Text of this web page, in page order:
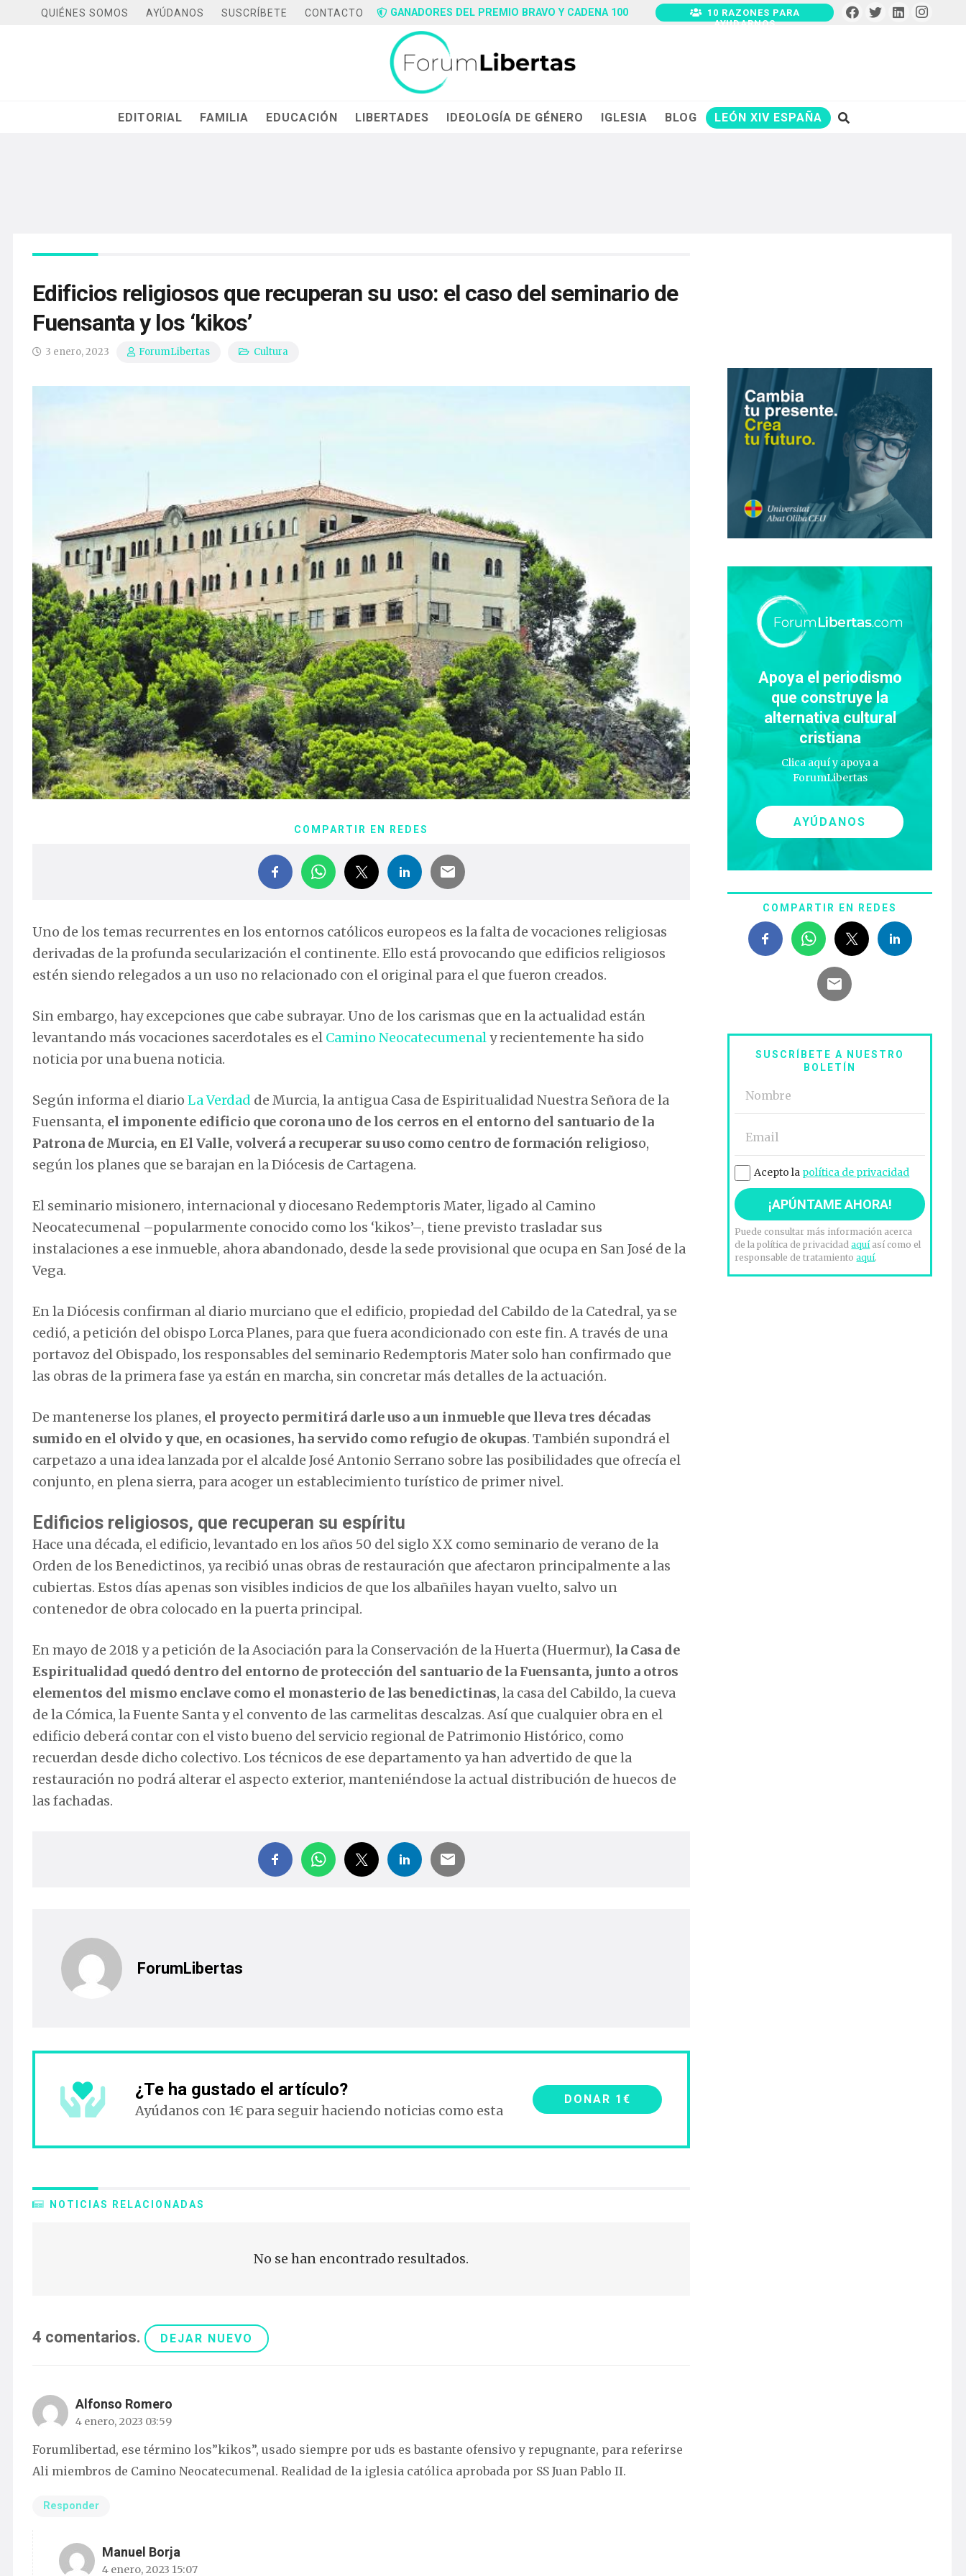
QUIÉNES SOMOS AYÚDANOS SUSCRÍBETE CONTACTO GANADORES DEL PREMIO BRAVO Y CADENA 100
10 RAZONES PARA
AYUDARNOS
EDITORIAL FAMILIA EDUCACIÓN LIBERTADES IDEOLOGÍA DE GÉNERO IGLESIA BLOG LEÓN XIV ESPAÑA
Edificios religiosos que recuperan su uso: el caso del seminario de
Fuensanta y los ‘kikos’
3 enero, 2023 ForumLibertas Cultura
COMPARTIR EN REDES
Uno de los temas recurrentes en los entornos católicos europeos es la falta de vocaciones religiosas
derivadas de la profunda secularización el continente. Ello está provocando que edificios religiosos
estén siendo relegados a un uso no relacionado con el original para el que fueron creados.
Sin embargo, hay excepciones que cabe subrayar. Uno de los carismas que en la actualidad están
levantando más vocaciones sacerdotales es el Camino Neocatecumenaly recientemente ha sido
noticia por una buena noticia.
Según informa el diario La Verdad de Murcia, la antigua Casa de Espiritualidad Nuestra Señora de la
Fuensanta, el imponente edificio que corona uno de los cerros en el entorno del santuario de la
Patrona de Murcia, en El Valle, volverá a recuperar su uso como centro de formación religioso,
según los planes que se barajan en la Diócesis de Cartagena.
El seminario misionero, internacional y diocesano Redemptoris Mater, ligado al Camino
Neocatecumenal –popularmente conocido como los ‘kikos’–, tiene previsto trasladar sus
instalaciones a ese inmueble, ahora abandonado, desde la sede provisional que ocupa en San José de la
Vega.
En la Diócesis confirman al diario murciano que el edificio, propiedad del Cabildo de la Catedral, ya se
cedió, a petición del obispo Lorca Planes, para que fuera acondicionado con este fin. A través de una
portavoz del Obispado, los responsables del seminario Redemptoris Mater solo han confirmado que
las obras de la primera fase ya están en marcha, sin concretar más detalles de la actuación.
De mantenerse los planes, el proyecto permitirá darle uso a un inmueble que lleva tres décadas
sumido en el olvido y que, en ocasiones, ha servido como refugio de okupas. También supondrá el
carpetazo a una idea lanzada por el alcalde José Antonio Serrano sobre las posibilidades que ofrecía el
conjunto, en plena sierra, para acoger un establecimiento turístico de primer nivel.
Edificios religiosos, que recuperan su espíritu
Hace una década, el edificio, levantado en los años 50 del siglo XX como seminario de verano de la
Orden de los Benedictinos, ya recibió unas obras de restauración que afectaron principalmente a las
cubiertas. Estos días apenas son visibles indicios de que los albañiles hayan vuelto, salvo un
contenedor de obra colocado en la puerta principal.
En mayo de 2018 y a petición de la Asociación para la Conservación de la Huerta (Huermur), la Casa de
Espiritualidad quedó dentro del entorno de protección del santuario de la Fuensanta, junto a otros
elementos del mismo enclave como el monasterio de las benedictinas, la casa del Cabildo, la cueva
de la Cómica, la Fuente Santa y el convento de las carmelitas descalzas. Así que cualquier obra en el
edificio deberá contar con el visto bueno del servicio regional de Patrimonio Histórico, como
recuerdan desde dicho colectivo. Los técnicos de ese departamento ya han advertido de que la
restauración no podrá alterar el aspecto exterior, manteniéndose la actual distribución de huecos de
las fachadas.
ForumLibertas
¿Te ha gustado el artículo?
Ayúdanos con 1€ para seguir haciendo noticias como esta
DONAR 1€
NOTICIAS RELACIONADAS
No se han encontrado resultados.
4 comentarios. DEJAR NUEVO
Alfonso Romero
4 enero, 2023 03:59
Forumlibertad, ese término los”kikos”, usado siempre por uds es bastante ofensivo y repugnante, para referirse
Ali miembros de Camino Neocatecumenal. Realidad de la iglesia católica aprobada por SS Juan Pablo II.
Responder
Manuel Borja
4 enero, 2023 15:07
Apoya el periodismo
que construye la
alternativa cultural
cristiana
Clica aquí y apoya a
ForumLibertas
AYÚDANOS
COMPARTIR EN REDES
SUSCRÍBETE A NUESTRO
BOLETÍN
Acepto la política de privacidad
Puede consultar más información acerca
de la política de privacidadaquíasí como el
responsable de tratamientoaquí.